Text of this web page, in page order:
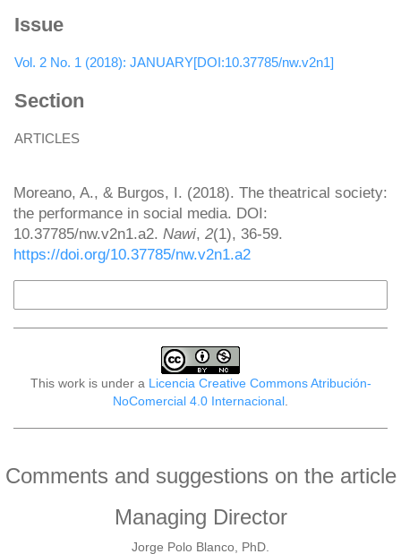
Issue
Vol. 2 No. 1 (2018): JANUARY[DOI:10.37785/nw.v2n1]
Section
ARTICLES
Moreano, A., & Burgos, I. (2018). The theatrical society:
the performance in social media. DOI:
10.37785/nw.v2n1.a2. Nawi, 2(1), 36-59.
https://doi.org/10.37785/nw.v2n1.a2
This work is under a Licencia Creative Commons Atribución-
NoComercial 4.0 Internacional.
Comments and suggestions on the article
Managing Director
Jorge Polo Blanco, PhD.